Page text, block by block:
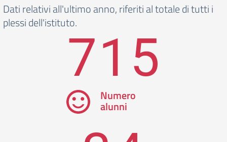
Dati relativi all'ultimo anno, riferiti al totale di tutti i
plessi dell'istituto.715
Numero
alunni